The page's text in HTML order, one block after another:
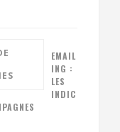
EMAIL
ING :
LES
INDIC